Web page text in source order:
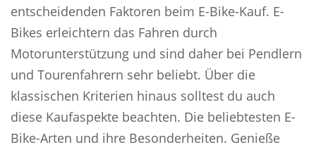
entscheidenden Faktoren beim E-Bike-Kauf. E-
Bikes erleichtern das Fahren durch
Motorunterstützung und sind daher bei Pendlern
und Tourenfahrern sehr beliebt. Über die
klassischen Kriterien hinaus solltest du auch
diese Kaufaspekte beachten. Die beliebtesten E-
Bike-Arten und ihre Besonderheiten. Genieße